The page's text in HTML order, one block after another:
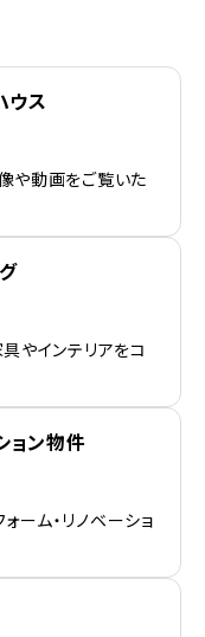
ウス
や動画をご覧いた
やインテリアをコ
ョン物件
ーム・リノベーショ